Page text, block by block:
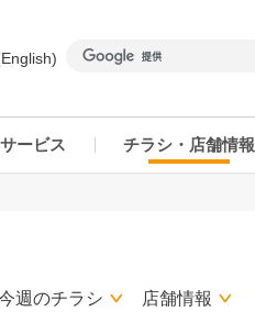
サービス チラシ・店舗情報
週のチラシ 店舗情報